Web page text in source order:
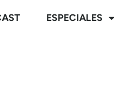
ESPECIALES